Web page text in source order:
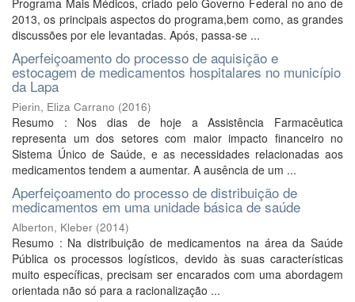
Programa Mais Médicos, criado pelo Governo Federal no ano de
2013, os principais aspectos do programa,bem como, as grandes
discussões por ele levantadas. Após, passa-se ...
Aperfeiçoamento do processo de aquisição e
estocagem de medicamentos hospitalares no município
da Lapa
Pierin, Eliza Carrano (2016)
Resumo : Nos dias de hoje a Assistência Farmacêutica
representa um dos setores com maior impacto financeiro no
Sistema Único de Saúde, e as necessidades relacionadas aos
medicamentos tendem a aumentar. A ausência de um ...
Aperfeiçoamento do processo de distribuição de
medicamentos em uma unidade básica de saúde
Alberton, Kleber (2014)
Resumo : Na distribuição de medicamentos na área da Saúde
Pública os processos logísticos, devido às suas características
muito específicas, precisam ser encarados com uma abordagem
orientada não só para a racionalização ...